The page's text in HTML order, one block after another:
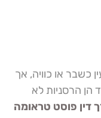
כשבר או כוויה, אך
הן הרסניות לא
דין פוסט טראומה